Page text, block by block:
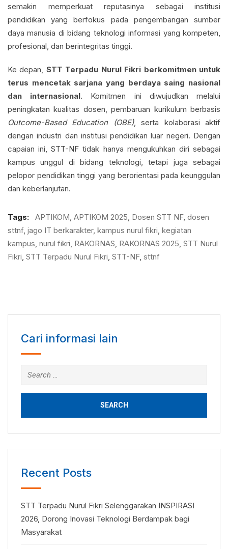
semakin memperkuat reputasinya sebagai institusi
pendidikan yang berfokus pada pengembangan sumber
daya manusia di bidang teknologi informasi yang kompeten,
profesional, dan berintegritas tinggi.
Ke depan, STT Terpadu Nurul Fikri berkomitmen untuk
terus mencetak sarjana yang berdaya saing nasional
dan internasional. Komitmen ini diwujudkan melalui
peningkatan kualitas dosen, pembaruan kurikulum berbasis
Outcome-Based Education (OBE), serta kolaborasi aktif
dengan industri dan institusi pendidikan luar negeri. Dengan
capaian ini, STT-NF tidak hanya mengukuhkan diri sebagai
kampus unggul di bidang teknologi, tetapi juga sebagai
pelopor pendidikan tinggi yang berorientasi pada keunggulan
dan keberlanjutan.
Tags: APTIKOM, APTIKOM 2025, Dosen STT NF, dosen
sttnf, jago IT berkarakter, kampus nurul fikri, kegiatan
kampus, nurul fikri, RAKORNAS, RAKORNAS 2025, STT Nurul
Fikri, STT Terpadu Nurul Fikri, STT-NF, sttnf
Cari informasi lain
Search
for:
Recent Posts
STT Terpadu Nurul Fikri Selenggarakan INSPIRASI
2026, Dorong Inovasi Teknologi Berdampak bagi
Masyarakat